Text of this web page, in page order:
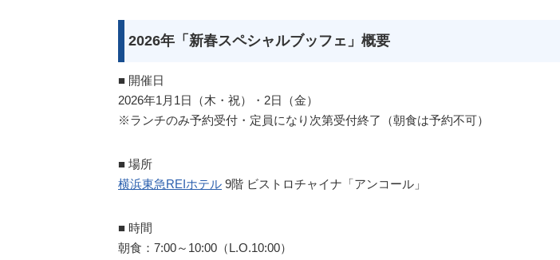
2026年「新春スペシャルブッフェ」概要
■ 開催日
2026年1月1日（木・祝）・2日（金）
※ランチのみ予約受付・定員になり次第受付終了（朝食は予約不可）
■ 場所
横浜東急REIホテル 9階 ビストロチャイナ「アンコール」
■ 時間
朝食：7:00～10:00（L.O.10:00）